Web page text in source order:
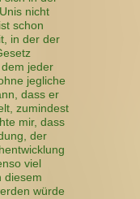
nicht
schon
in der der
jeder
jegliche
dass er
zumindest
mir, dass
der
viel
diesem
würde